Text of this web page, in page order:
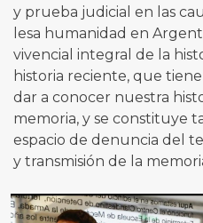
y prueba judicial en las
lesa humanidad en
vivencial integral de la
historia reciente, que
dar a conocer nuestra
memoria, y se constituye
espacio de denuncia del
y transmisión de la